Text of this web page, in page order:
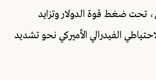
تحت ضغط قوة الدولار وتزايد
الفيدرالي الأميركي نحو تشديد